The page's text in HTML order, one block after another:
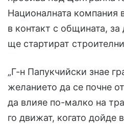
Националната компания
в контакт с общината,
ще стартират
„Г-н Папукчийски знае
желанието да се почне
да влияе по-малко на
го движат, когато дойде